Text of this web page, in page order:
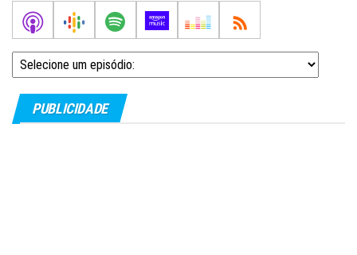
PUBLICIDADE